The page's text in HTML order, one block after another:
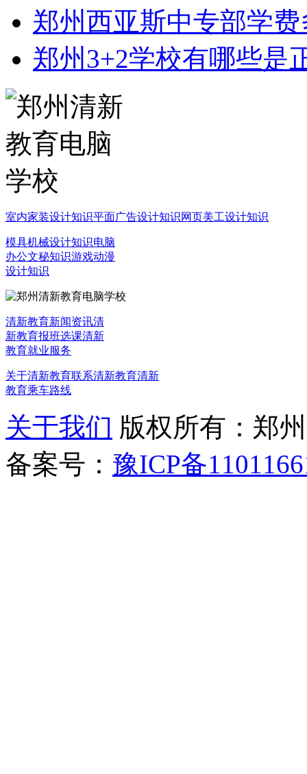
郑州西亚斯中专部学
郑州3+2学校有哪些是
室内家装设计知识平面广告设计知识网页美工设计知识
模具机械设计知识电脑
办公文秘知识游戏动漫
设计知识
清新教育新闻资讯清
新教育报班选课清新
教育就业服务
关于清新教育联系清新教育清新
教育乘车路线
关于我们 版权所有：郑
备案号： 豫ICP备